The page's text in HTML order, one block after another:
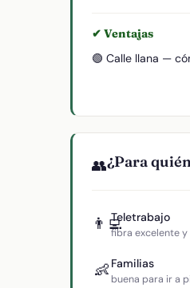
✔ Ventajas
🟢 Calle llana —
👥¿Para
👨‍💻Teletrabajo
fibra excelente
👶 Familias
buena para ir a